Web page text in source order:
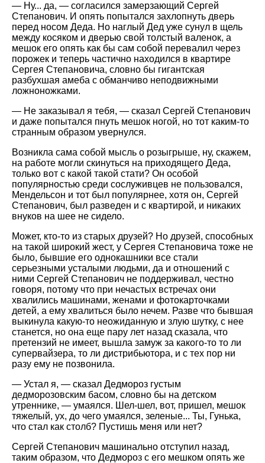
— Ну... да, — согласился замерзающий Сергей
Степанович. И опять попытался захлопнуть дверь
перед носом Деда. Но наглый Дед уже сунул в щель
между косяком и дверью свой толстый валенок, а
мешок его опять как бы сам собой перевалил через
порожек и теперь частично находился в квартире
Сергея Степановича, словно бы гигантская
разбухшая амеба с обманчиво неподвижными
ложноножками.
— Не заказывал я тебя, — сказал Сергей Степанович
и даже попытался пнуть мешок ногой, но тот каким-то
странным образом увернулся.
Возникла сама собой мысль о розыгрыше, ну, скажем,
на работе могли скинуться на приходящего Деда,
только вот с какой такой стати? Он особой
популярностью среди сослуживцев не пользовался,
Мендельсон и тот был популярнее, хотя он, Сергей
Степанович, был разведен и с квартирой, и никаких
внуков на шее не сидело.
Может, кто-то из старых друзей? Но друзей, способных
на такой широкий жест, у Сергея Степановича тоже не
было, бывшие его однокашники все стали
серьезными усталыми людьми, да и отношений с
ними Сергей Степанович не поддерживал, честно
говоря, потому что при нечастых встречах они
хвалились машинами, женами и фотокарточками
детей, а ему хвалиться было нечем. Разве что бывшая
выкинула какую-то неожиданную и злую шутку, с нее
станется, но она еще пару лет назад сказала, что
претензий не имеет, вышла замуж за какого-то то ли
супервайзера, то ли дистрибьютора, и с тех пор ни
разу ему не позвонила.
— Устал я, — сказал Дедмороз густым
дедморозовским басом, словно бы на детском
утреннике, — умаялся. Шел-шел, вот, пришел, мешок
тяжелый, ух, до чего умаялся, зеленые... Ты, Гунька,
что стал как столб? Пустишь меня или нет?
Сергей Степанович машинально отступил назад,
таким образом, что Дедмороз с его мешком опять же